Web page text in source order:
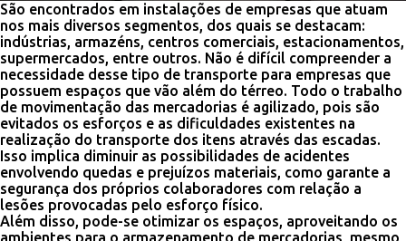
São encontrados em instalações de empresas que atuam
nos mais diversos segmentos, dos quais se destacam:
indústrias, armazéns, centros comerciais, estacionamentos,
supermercados, entre outros. Não é difícil compreender a
necessidade desse tipo de transporte para empresas que
possuem espaços que vão além do térreo. Todo o trabalho
de movimentação das mercadorias é agilizado, pois são
evitados os esforços e as dificuldades existentes na
realização do transporte dos itens através das escadas.
Isso implica diminuir as possibilidades de acidentes
envolvendo quedas e prejuízos materiais, como garante a
segurança dos próprios colaboradores com relação a
lesões provocadas pelo esforço físico.
Além disso, pode-se otimizar os espaços, aproveitando os